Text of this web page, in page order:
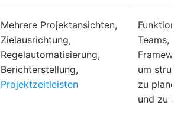
Mehrere Projektansichten,
Zielausrichtung,
Regelautomatisierung,
Berichterstellung,
Projektzeitleisten
Teams,
um
zu
und zu